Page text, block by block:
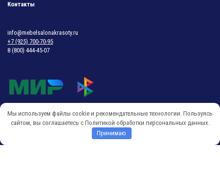
Контакты
info@mebelsalonakrasoty.ru
+7 (925) 700-70-95
8 (800) 444-45-07
© 2018-2026 Мебель Салона Красоты
Мы используем файлы cookie и рекомендательные технологии. Пользуясь
сайтом, вы соглашаетесь с Политикой обработки персональных данных.
Принимаю